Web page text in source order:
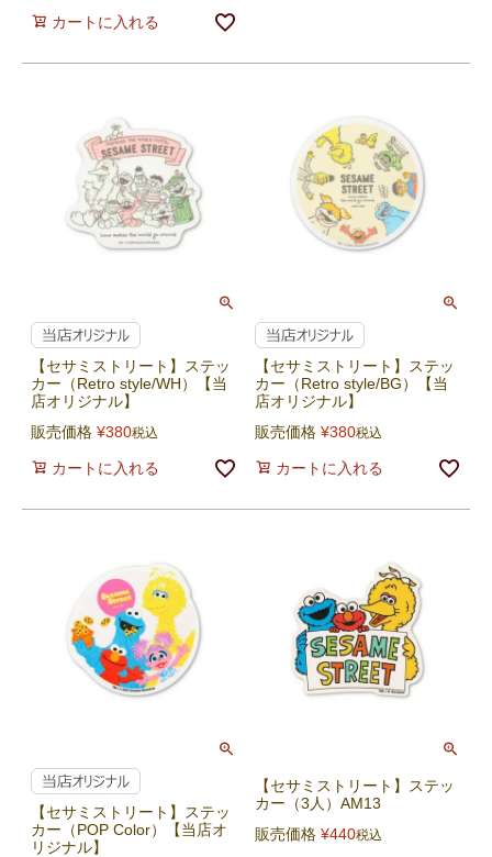
カートに入れる
【セサミストリート】ステッ
カー（Retro style/WH）【当
店オリジナル】
販売価格 ¥380税込
カートに入れる
【セサミストリート】ステッ
カー（Retro style/BG）【当
店オリジナル】
販売価格 ¥380税込
カートに入れる
【セサミストリート】ステッ
カー（POP Color）【当店オ
リジナル】
【セサミストリート】ステッ
カー（3人）AM13
販売価格 ¥440税込